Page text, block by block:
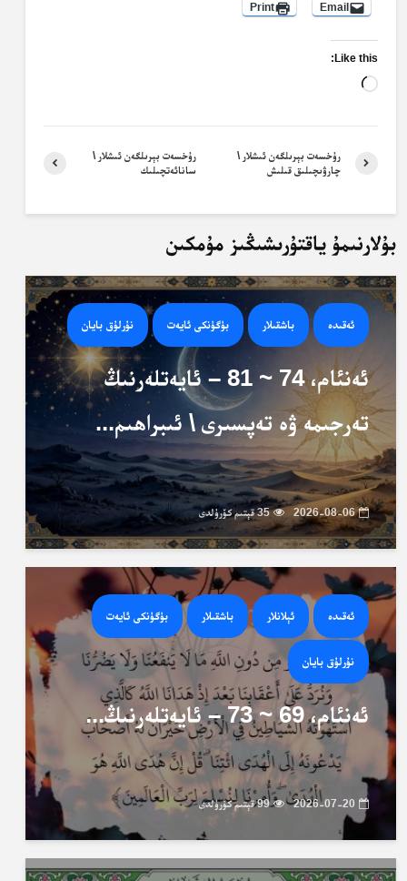
Email
Print
Like this:
Loading…
رۇخسەت بېرىلگەن ئىشلار \
سانائەتچىلىك
رۇخسەت بېرىلگەن ئىشلار \
چارۋىچىلىق قىلىش
بۇلارنىمۇ ياقتۇرىشىڭىز مۇمكىن
ئەقىدە باشقىلار بۈگۈنكى ئايەت نۇرلۇق بايان
ئەنئام، 74 ~ 81 – ئايەتلەرنىڭ
تەرجىمە ۋە تەپسىرى \ ئىبراھىم...
2026-08-06 35 قېتىم كۆرۈلدى
ئەقىدە ئېلانلار باشقىلار بۈگۈنكى ئايەت
نۇرلۇق بايان
ئەنئام، 69 ~ 73 – ئايەتلەرنىڭ...
2026-07-20 99 قېتىم كۆرۈلدى